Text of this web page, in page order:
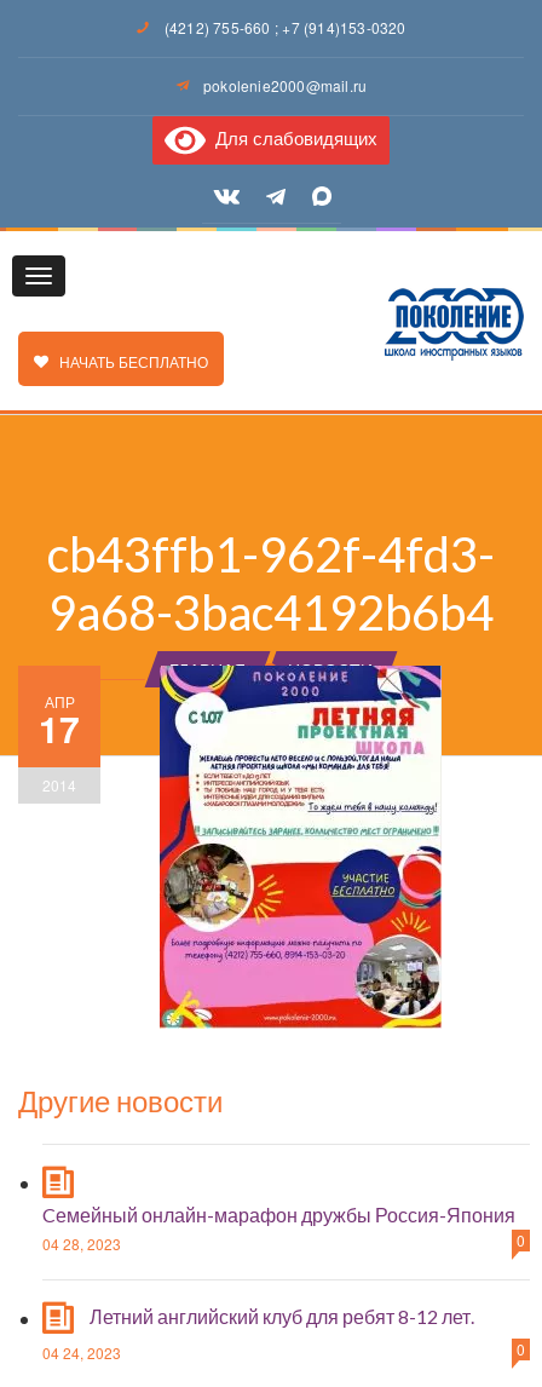
(4212) 755-660 ;+7 (914)153-0320
pokolenie2000@mail.ru
Для слабовидящих
Toggle
ЗАКАЗАТЬ ЗВОНОК
НАЧАТЬ БЕСПЛАТНО
cb43ffb1-962f-4fd3-
9a68-3bac4192b6b4
ГЛАВНАЯ НОВОСТИ
АПР
17
2014
Другие новости
Cемейный онлайн-марафон дружбы Россия-Япония
04 28, 2023 0
Летний английский клуб для ребят 8-12 лет.
04 24, 2023 0